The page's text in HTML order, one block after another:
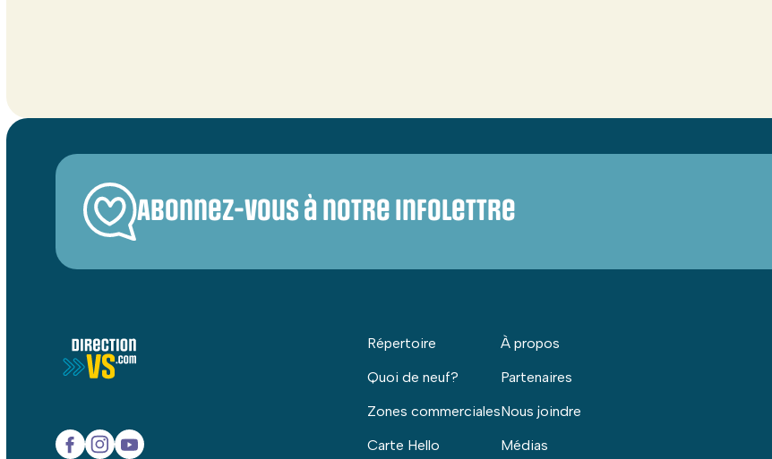
Abonnez-vous à notre infolettre
Répertoire
Quoi de neuf?
Zones commerciales
Carte Hello
À propos
Partenaires
Nous joindre
Médias